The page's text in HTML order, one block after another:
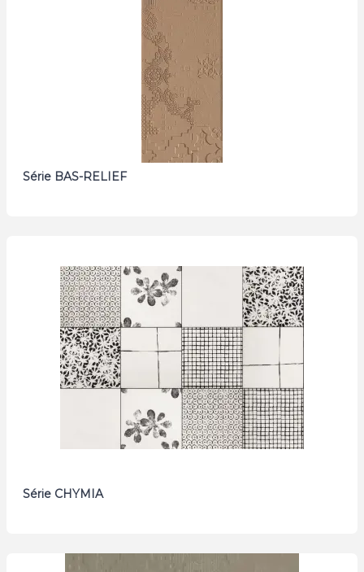
Série BAS-RELIEF
Série CHYMIA